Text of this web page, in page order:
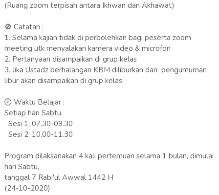
(Ruang zoom terpisah antara Ikhwan dan Akhawat)
🚫 Catatan :
1. Selama kajian tidak di perbolehkan bagi peserta zoom
meeting utk menyalakan kamera video & microfon
2. Pertanyaan disampaikan di grup kelas
3. Jika Ustadz berhalangan KBM diliburkan dan pengumuman
libur akan disampaikan di grup kelas
🕗 Waktu Belajar :
Setiap hari Sabtu,
Sesi 1: 07.30-09.30
Sesi 2: 10.00-11.30
Program dilaksanakan 4 kali pertemuan selama 1 bulan, dimulai
hari Sabtu,
tanggal 7 Rabi'ul Awwal 1442 H
(24-10-2020)